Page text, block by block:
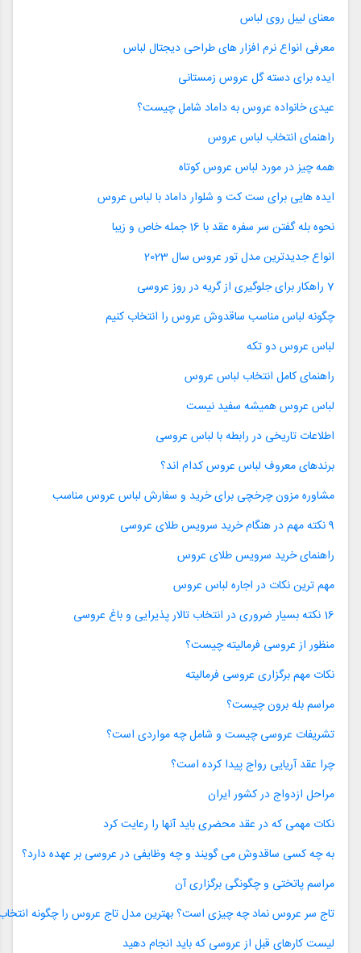
معنای لیبل روی لباس
معرفی انواع نرم افزار های طراحی دیجتال لباس
ایده برای دسته گل عروس زمستانی
عیدی خانواده عروس به داماد شامل چیست؟
راهنمای انتخاب لباس عروس
همه چیز در مورد لباس عروس کوتاه
ایده هایی برای ست کت و شلوار داماد با لباس عروس
نحوه بله گفتن سر سفره عقد با 16 جمله خاص و زیبا
انواع جدیدترین مدل تور عروس سال 2023
7 راهکار برای جلوگیری از گریه در روز عروسی
چگونه لباس مناسب ساقدوش عروس را انتخاب کنیم
لباس عروس دو تکه
راهنمای کامل انتخاب لباس عروس
لباس عروس همیشه سفید نیست
اطلاعات تاریخی در رابطه با لباس عروسی
برندهای معروف لباس عروس کدام اند؟
مشاوره مزون چرخچی برای خرید و سفارش لباس عروس مناسب
9 نکته مهم در هنگام خرید سرویس طلای عروسی
راهنمای خرید سرویس طلای عروس
مهم ترین نکات در اجاره لباس عروس
16 نکته بسیار ضروری در انتخاب تالار پذیرایی و باغ عروسی
منظور از عروسی فرمالیته چیست؟
نکات مهم برگزاری عروسی فرمالیته
مراسم بله برون چیست؟
تشریفات عروسی چیست و شامل چه مواردی است؟
چرا عقد آریایی رواج پیدا کرده است؟
مراحل ازدواج در کشور ایران
نکات مهمی که در عقد محضری باید آنها را رعایت کرد
به چه کسی ساقدوش می گویند و چه وظایفی در عروسی بر عهده دارد؟
مراسم پاتختی و چگونگی برگزاری آن
تاج سر عروس نماد چه چیزی است؟ بهترین مدل تاج عروس را چگونه
لیست کارهای قبل از عروسی که باید انجام دهید